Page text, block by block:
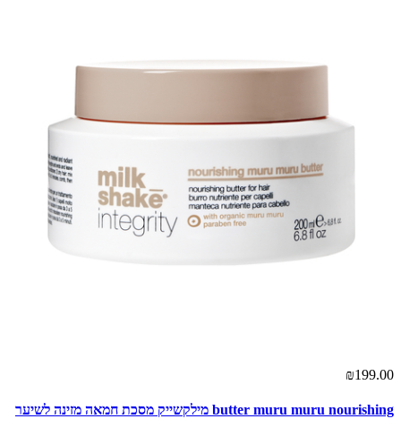
₪199.00
butter muru muru nourishing מילקשייק מסכת חמאה מזינה לשיער